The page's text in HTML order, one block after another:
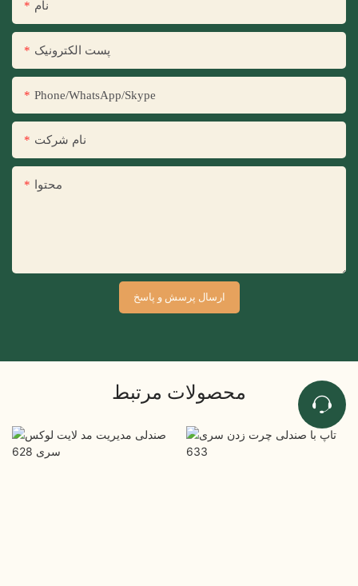
نام
پست الکترونیک
Phone/WhatsApp/Skype
نام شرکت
محتوا
ارسال پرسش و پاسخ
محصولات مرتبط